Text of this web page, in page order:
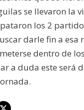
se llevaron la
los 2
darle fin a esa
dentro de
a duda este será